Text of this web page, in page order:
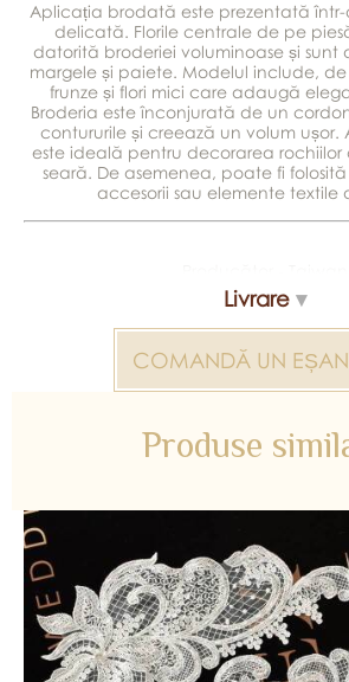
Aplicația brodată este prezentată
delicată. Florile centrale de pe
datorită broderiei voluminoase și sunt
margele și paiete. Modelul include,
frunze și flori mici care adaugă
Broderia este înconjurată de un
contururile și creează un volum
este ideală pentru decorarea rochiilor
seară. De asemenea, poate fi
accesorii sau elemente textile
Material - 100%
Într-un pachet - 12
Livrare
COMANDĂ UN
Produse